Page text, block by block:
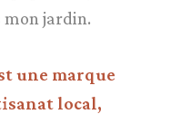
mon jardin.
une marque
local,